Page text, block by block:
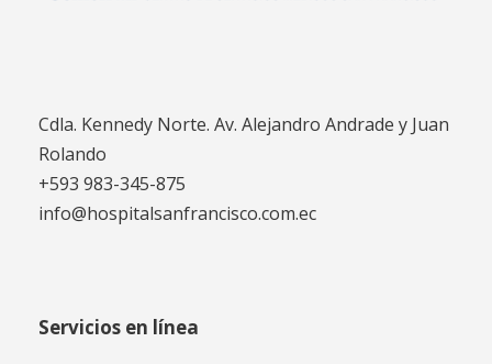
Cdla. Kennedy Norte. Av. Alejandro Andrade y Juan
Rolando
+593 983-345-875
info@hospitalsanfrancisco.com.ec
Servicios en línea